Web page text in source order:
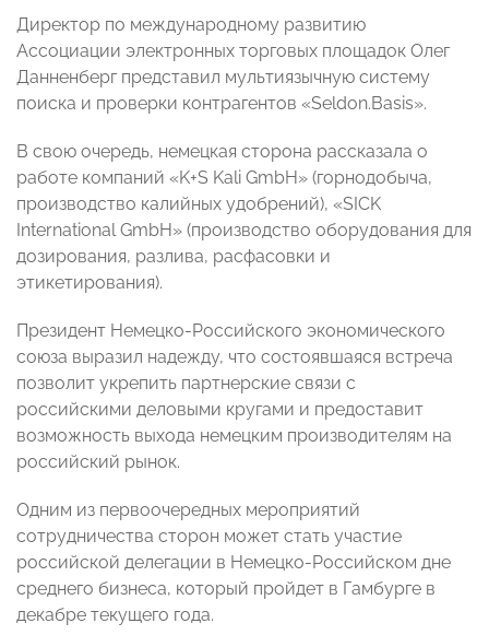
Директор по международному развитию
Ассоциации электронных торговых площадок Олег
Данненберг представил мультиязычную систему
поиска и проверки контрагентов «Seldon.Basis».
В свою очередь, немецкая сторона рассказала о
работе компаний «K+S Kali GmbH» (горнодобыча,
производство калийных удобрений), «SICK
International GmbH» (производство оборудования для
дозирования, разлива, расфасовки и
этикетирования).
Президент Немецко-Российского экономического
союза выразил надежду, что состоявшаяся встреча
позволит укрепить партнерские связи с
российскими деловыми кругами и предоставит
возможность выхода немецким производителям на
российский рынок.
Одним из первоочередных мероприятий
сотрудничества сторон может стать участие
российской делегации в Немецко-Российском дне
среднего бизнеса, который пройдет в Гамбурге в
декабре текущего года.